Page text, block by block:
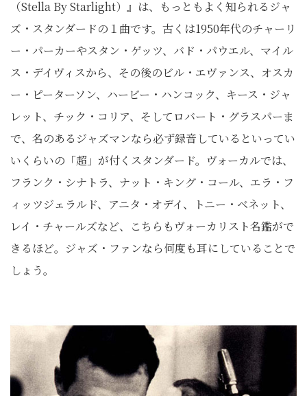
（Stella By Starlight）』は、もっともよく知られるジャ
ズ・スタンダードの１曲です。古くは1950年代のチャーリ
ー・パーカーやスタン・ゲッツ、バド・パウエル、マイル
ス・デイヴィスから、その後のビル・エヴァンス、オスカ
ー・ピーターソン、ハービー・ハンコック、キース・ジャ
レット、チック・コリア、そしてロバート・グラスパーま
で、名のあるジャズマンなら必ず録音しているといってい
いくらいの「超」が付くスタンダード。ヴォーカルでは、
フランク・シナトラ、ナット・キング・コール、エラ・フ
ィッツジェラルド、アニタ・オデイ、トニー・ベネット、
レイ・チャールズなど、こちらもヴォーカリスト名鑑がで
きるほど。ジャズ・ファンなら何度も耳にしていることで
しょう。